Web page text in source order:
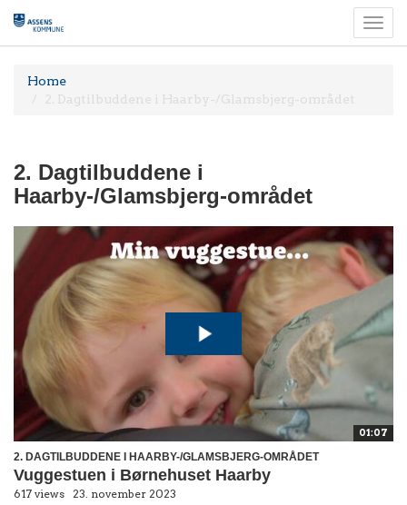
Home
2. Dagtilbuddene i Haarby-/Glamsbjerg-området
2. Dagtilbuddene i
Haarby-/Glamsbjerg-området
01:07
2. DAGTILBUDDENE I HAARBY-/GLAMSBJERG-OMRÅDET
Vuggestuen i Børnehuset Haarby
617 views 23. november 2023